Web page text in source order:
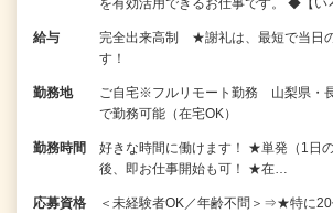
を有効活用できるお仕事です。 ◆【
給与
完全出来高制 ★謝礼は、最短で当日
す！
勤務地
ご自宅※フルリモート勤務 山梨県・
で勤務可能（在宅OK）
勤務時間
好きな時間に働けます！ ★単発（1日
後、即お仕事開始も可！ ★在…
応募資格
＜未経験者OK／年齢不問＞⇒★特に